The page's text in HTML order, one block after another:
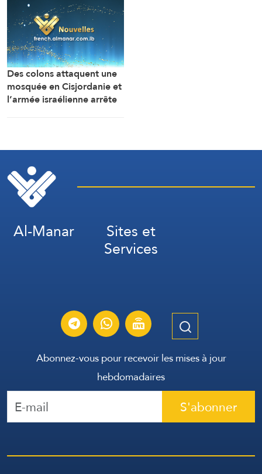
Des colons attaquent une
mosquée en Cisjordanie et
l’armée israélienne arrête
Al-Manar Sites et
Services
Abonnez-vous pour recevoir les mises à jour
hebdomadaires
S'abonner